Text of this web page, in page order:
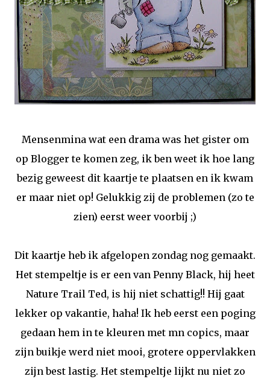
Mensenmina wat een drama was het gister om
op Blogger te komen zeg, ik ben weet ik hoe lang
bezig geweest dit kaartje te plaatsen en ik kwam
er maar niet op! Gelukkig zij de problemen (zo te
zien) eerst weer voorbij ;)
Dit kaartje heb ik afgelopen zondag nog gemaakt.
Het stempeltje is er een van Penny Black, hij heet
Nature Trail Ted, is hij niet schattig!! Hij gaat
lekker op vakantie, haha! Ik heb eerst een poging
gedaan hem in te kleuren met mn copics, maar
zijn buikje werd niet mooi, grotere oppervlakken
zijn best lastig. Het stempeltje lijkt nu niet zo